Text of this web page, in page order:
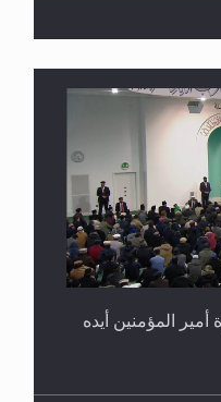
عليها.. ليس
المؤمنين أيده